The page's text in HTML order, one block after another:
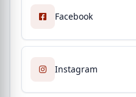
Facebook
Instagram